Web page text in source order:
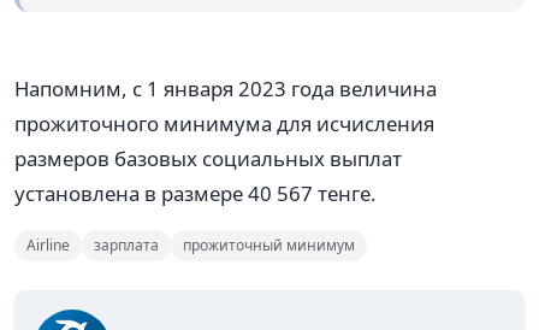
Напомним, с 1 января 2023 года величина
прожиточного минимума для исчисления
размеров базовых социальных выплат
установлена в размере 40 567 тенге.
Airline зарплата прожиточный минимум